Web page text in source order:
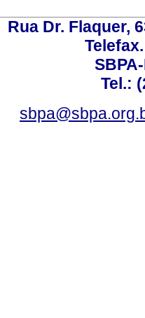
Rua Dr. Flaquer,
Tel.: